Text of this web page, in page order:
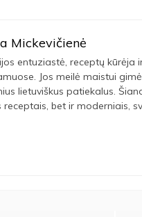
Mickevičienė
entuziastė, receptų kūrėja
Jos meilė maistui
lietuviškus patiekalus.
receptais, bet ir moderniais,